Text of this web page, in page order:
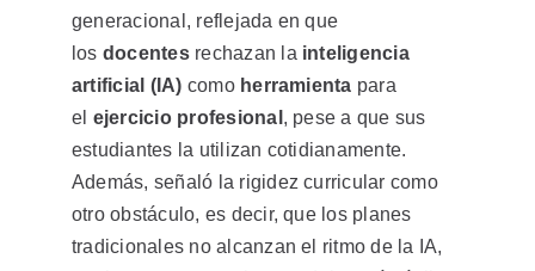
generacional, reflejada en que
los docentes rechazan la inteligencia
artificial (IA) como herramienta para
el ejercicio profesional , pese a que sus
estudiantes la utilizan cotidianamente.
Además, señaló la rigidez curricular como
otro obstáculo, es decir, que los planes
tradicionales no alcanzan el ritmo de la IA,